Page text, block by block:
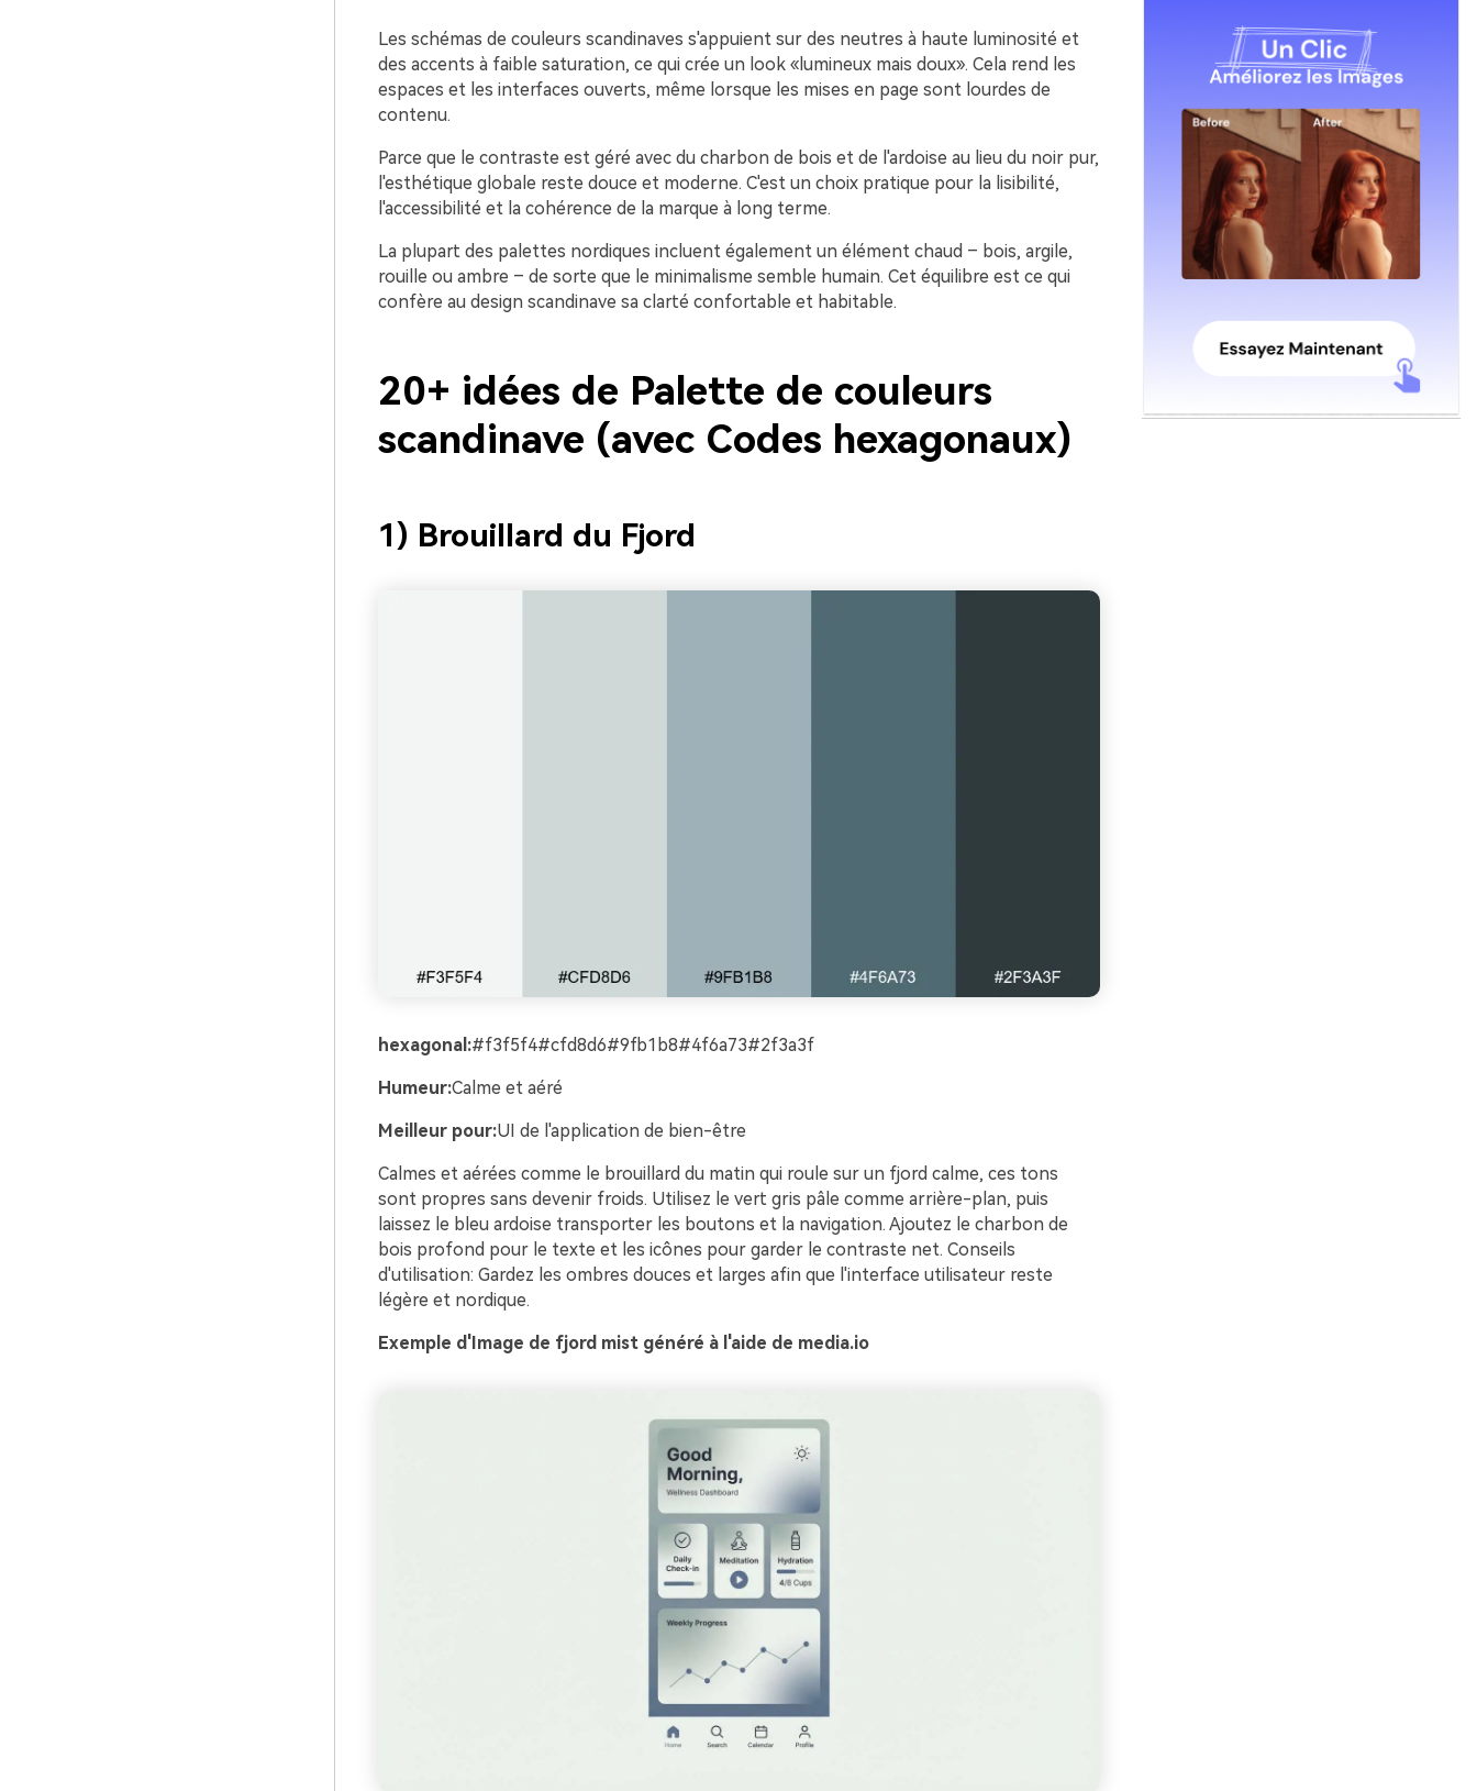
Les schémas de couleurs scandinaves s'appuient sur des neutres à haute luminosité et
des accents à faible saturation, ce qui crée un look «lumineux mais doux». Cela rend les
espaces et les interfaces ouverts, même lorsque les mises en page sont lourdes de
contenu.
Parce que le contraste est géré avec du charbon de bois et de l'ardoise au lieu du noir pur,
l'esthétique globale reste douce et moderne. C'est un choix pratique pour la lisibilité,
l'accessibilité et la cohérence de la marque à long terme.
La plupart des palettes nordiques incluent également un élément chaud – bois, argile,
rouille ou ambre – de sorte que le minimalisme semble humain. Cet équilibre est ce qui
confère au design scandinave sa clarté confortable et habitable.
20+ idées de Palette de couleurs
scandinave (avec Codes hexagonaux)
1) Brouillard du Fjord
hexagonal:#f3f5f4#cfd8d6#9fb1b8#4f6a73#2f3a3f
Humeur:Calme et aéré
Meilleur pour:UI de l'application de bien-être
Calmes et aérées comme le brouillard du matin qui roule sur un fjord calme, ces tons
sont propres sans devenir froids. Utilisez le vert gris pâle comme arrière-plan, puis
laissez le bleu ardoise transporter les boutons et la navigation. Ajoutez le charbon de
bois profond pour le texte et les icônes pour garder le contraste net. Conseils
d'utilisation: Gardez les ombres douces et larges afin que l'interface utilisateur reste
légère et nordique.
Exemple d'Image de fjord mist généré à l'aide de media.io